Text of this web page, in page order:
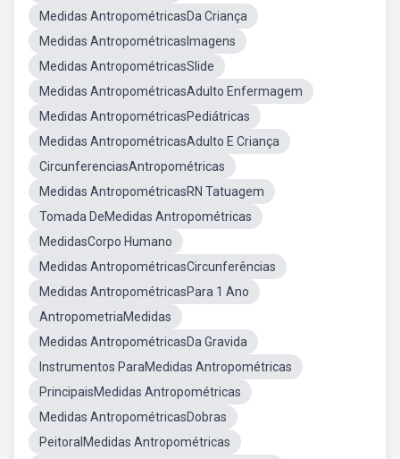
Medidas AntropométricasDa Criança
Medidas AntropométricasImagens
Medidas AntropométricasSlide
Medidas AntropométricasAdulto Enfermagem
Medidas AntropométricasPediátricas
Medidas AntropométricasAdulto E Criança
CircunferenciasAntropométricas
Medidas AntropométricasRN Tatuagem
Tomada DeMedidas Antropométricas
MedidasCorpo Humano
Medidas AntropométricasCircunferências
Medidas AntropométricasPara 1 Ano
AntropometriaMedidas
Medidas AntropométricasDa Gravida
Instrumentos ParaMedidas Antropométricas
PrincipaisMedidas Antropométricas
Medidas AntropométricasDobras
PeitoralMedidas Antropométricas